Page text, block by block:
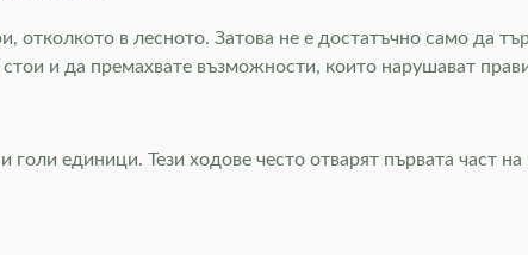
в лесното. Затова не е достатъчно само да
и да премахвате възможности, които нарушават
единици. Тези ходове често отварят първата част